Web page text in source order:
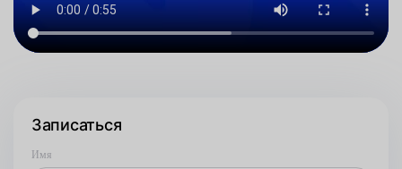
Записаться
Имя